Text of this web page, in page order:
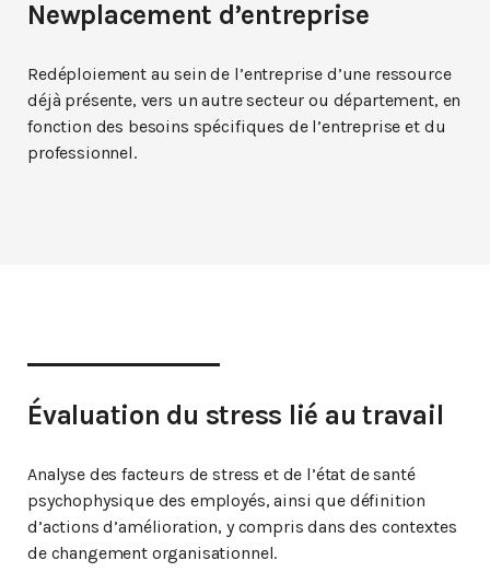
Newplacement d’entreprise
Redéploiement au sein de l’entreprise d’une ressource
déjà présente, vers un autre secteur ou département, en
fonction des besoins spécifiques de l’entreprise et du
professionnel.
Évaluation du stress lié au travail
Analyse des facteurs de stress et de l’état de santé
psychophysique des employés, ainsi que définition
d’actions d’amélioration, y compris dans des contextes
de changement organisationnel.